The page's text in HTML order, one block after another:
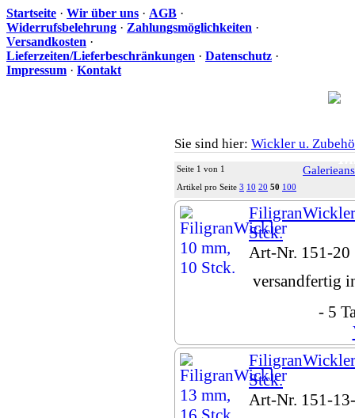
Startseite · Wir über uns · AGB ·
Widerrufsbelehrung · Zahlungsmöglichkeiten ·
Versandkosten ·
Lieferzeiten/Lieferbeschränkungen · Datenschutz ·
Impressum · Kontakt
Sie sind hier: Wickler u.
Seite 1 von 1
Artikel pro Seite 3 10 20 50 100
Stck.
Art-Nr. 151-20
versandfertig
- 5
Stck.
Art-Nr. 151-